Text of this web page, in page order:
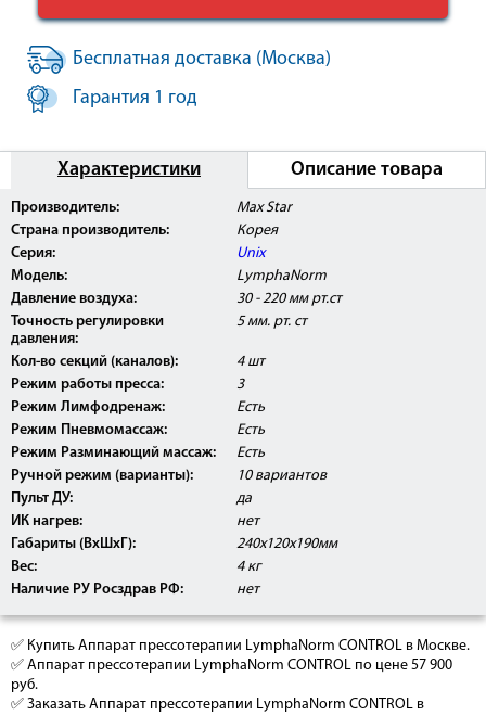
Бесплатная доставка (Москва)
Гарантия 1 год
Характеристики Описание товара
Производитель:
Max Star
Страна производитель:
Корея
Серия:
Unix
Модель:
LymphaNorm
Давление воздуха:
30 - 220 мм рт.ст
Точность регулировки
давления:
5 мм. рт. ст
Кол-во секций (каналов):
4 шт
Режим работы пресса:
3
Режим Лимфодренаж:
Есть
Режим Пневмомассаж:
Есть
Режим Разминающий массаж:
Есть
Ручной режим (варианты):
10 вариантов
Пульт ДУ:
да
ИК нагрев:
нет
Габариты (ВxШxГ):
240х120х190мм
Вес:
4 кг
Наличие РУ Росздрав РФ:
нет
✅ Купить Аппарат прессотерапии LymphaNorm CONTROL в Москве.
✅ Аппарат прессотерапии LymphaNorm CONTROL по цене 57 900
руб.
✅ Заказать Аппарат прессотерапии LymphaNorm CONTROL в